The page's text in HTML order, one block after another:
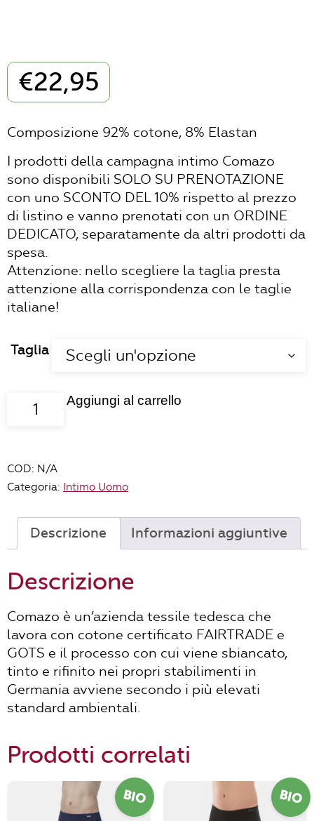
€22,95
Composizione 92% cotone, 8% Elastan
I prodotti della campagna intimo Comazo
sono disponibili SOLO SU PRENOTAZIONE
con uno SCONTO DEL 10% rispetto al prezzo
di listino e vanno prenotati con un ORDINE
DEDICATO, separatamente da altri prodotti da
spesa.
Attenzione: nello scegliere la taglia presta
attenzione alla corrispondenza con le taglie
italiane!
Taglia
LINEA
Petrolio
quantità
Aggiungi al carrello
COD: N/A
Categoria: Intimo Uomo
Descrizione Informazioni aggiuntive
Descrizione
Comazo è un’azienda tessile tedesca che
lavora con cotone certificato FAIRTRADE e
GOTS e il processo con cui viene sbiancato,
tinto e rifinito nei propri stabilimenti in
Germania avviene secondo i più elevati
standard ambientali.
Prodotti correlati
BIO BIO